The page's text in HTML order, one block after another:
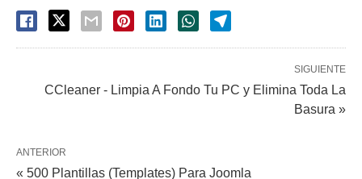
SIGUIENTE
CCleaner - Limpia A Fondo Tu PC y Elimina Toda La
Basura »
ANTERIOR
« 500 Plantillas (Templates) Para Joomla